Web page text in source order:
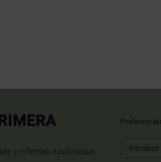
y ofertas exclusivas.